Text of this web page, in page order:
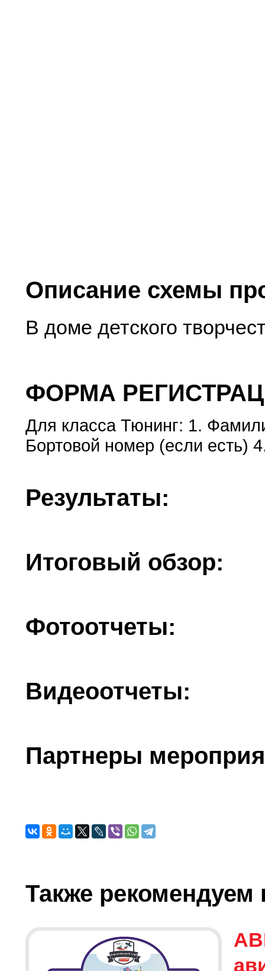
Описание схемы
В доме детского
ФОРМА
Для класса Тюнинг: 1.
Бортовой номер (если есть)
Результаты:
Итоговый обзор:
Фотоотчеты:
Видеоотчеты:
Партнеры
Также рекомендуем